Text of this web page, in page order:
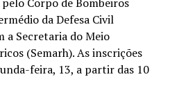
da Defesa Civil
a Secretaria do Meio
(Semarh). As inscrições
feira, 13, a partir das 10